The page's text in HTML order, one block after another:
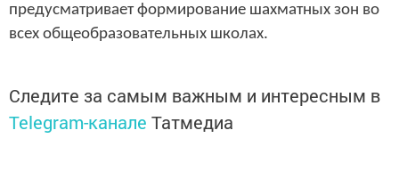
предусматривает формирование шахматных зон во
всех общеобразовательных школах.
Следите за самым важным и интересным в
Telegram-канале Татмедиа